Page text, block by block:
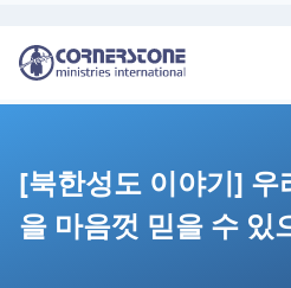
[북한성도 이야기] 우
을 마음껏 믿을 수 있